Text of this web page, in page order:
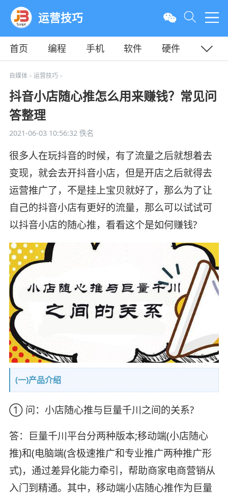
运营技巧
首页 编程 手机 软件
硬件
教程
平面
自媒体> 运营技巧 >
抖音小店随心推怎么用来赚钱？常见问
答整理
2021-06-03 10:56:32佚名
很多人在玩抖音的时候，有了流量之后就想着去
变现，就会去开抖音小店，但是开店之后就得去
运营推广了，不是挂上宝贝就好了，那么为了让
自己的抖音小店有更好的流量，那么可以试试可
以抖音小店的随心推，看看这个是如何赚钱?
(一)产品介绍
① 问：小店随心推与巨量千川之间的关系?
答：巨量千川平台分两种版本;移动端(小店随心
推)和(电脑端(含极速推广和专业推广两种推广形
式)，通过差异化能力牵引，帮助商家电商营销从
入门到精通。其中，移动端小店随心推作为巨量